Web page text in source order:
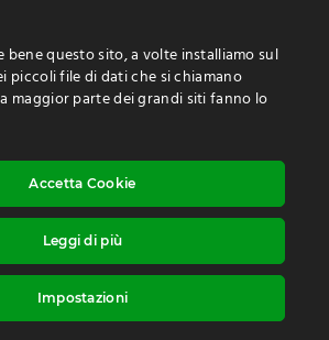
delle informazioni personali
d’autore ©: Maurizio Tremul |
Studio Web Art
bene questo sito, a volte installiamo sul
piccoli file di dati che si chiamano
maggior parte dei grandi siti fanno lo
Accetta Cookie
Leggi di più
Impostazioni